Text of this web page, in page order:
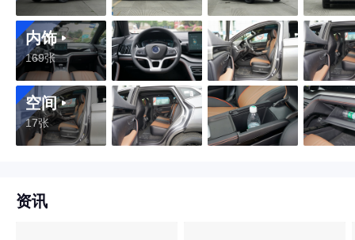
内饰
169张
空间
17张
资讯